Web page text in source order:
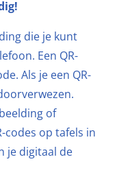
die je kunt
Een QR-
Als je een QR-
of
codes op tafels in
je digitaal de